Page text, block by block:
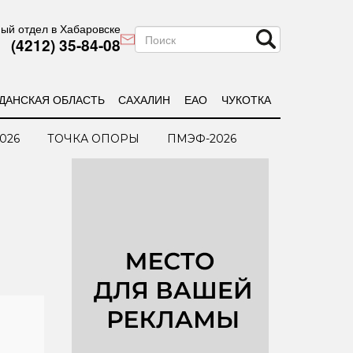
отдел в Хабаровске
(4212) 35-84-08
ОБЛАСТЬ САХАЛИН ЕАО ЧУКОТКА
ТОЧКА ОПОРЫ ПМЭФ-2026